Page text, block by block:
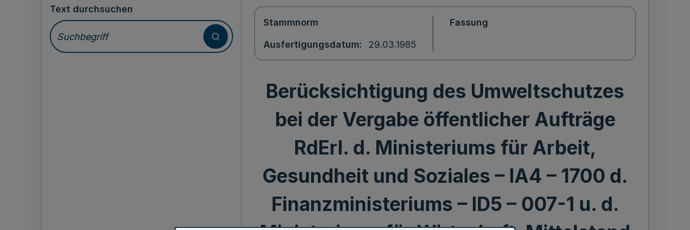
Text durchsuchen
Stammnorm
Ausfertigungsdatum 29.03.1985
Fassung
Berücksichtigung des Umweltschutzes
bei der Vergabe öffentlicher Aufträge
RdErl. d. Ministeriums für Arbeit,
Gesundheit und Soziales – IA4 – 1700 d.
Finanzministeriums – ID5 – 007-1 u. d.